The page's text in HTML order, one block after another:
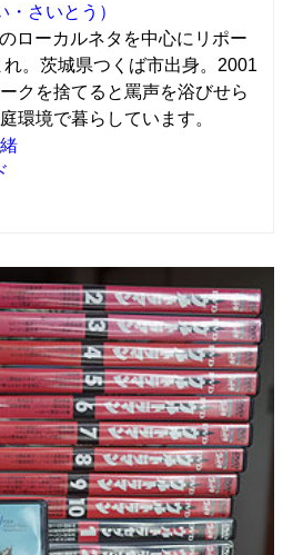
・さいとう）
ローカルネタを中心にリポー
れ。茨城県つくば市出身。2001
クを捨てると罵声を浴びせら
環境で暮らしています。